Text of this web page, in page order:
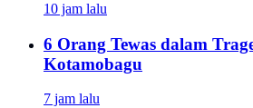
10 jam lalu
6 Orang Tewas dalam
Kotamobagu
7 jam lalu